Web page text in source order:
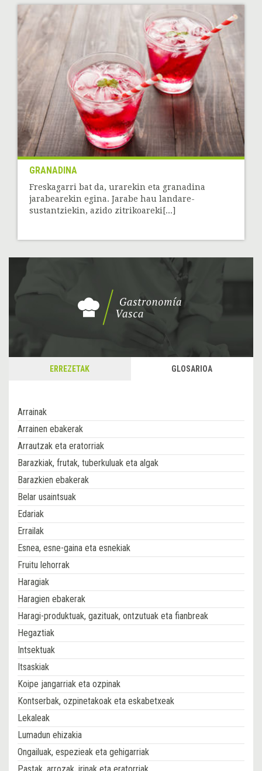
GRANADINA
Freskagarri bat da, urarekin eta granadina
jarabearekin egina. Jarabe hau landare-
sustantziekin, azido zitrikoareki[...]
ERREZETAK GLOSARIOA
Arrainak
Arrainen ebakerak
Arrautzak eta eratorriak
Barazkiak, frutak, tuberkuluak eta algak
Barazkien ebakerak
Belar usaintsuak
Edariak
Errailak
Esnea, esne-gaina eta esnekiak
Fruitu lehorrak
Haragiak
Haragien ebakerak
Haragi-produktuak, gazituak, ontzutuak eta fianbreak
Hegaztiak
Intsektuak
Itsaskiak
Koipe jangarriak eta ozpinak
Kontserbak, ozpinetakoak eta eskabetxeak
Lekaleak
Lumadun ehizakia
Ongailuak, espezieak eta gehigarriak